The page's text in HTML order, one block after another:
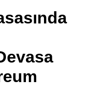
Youtube